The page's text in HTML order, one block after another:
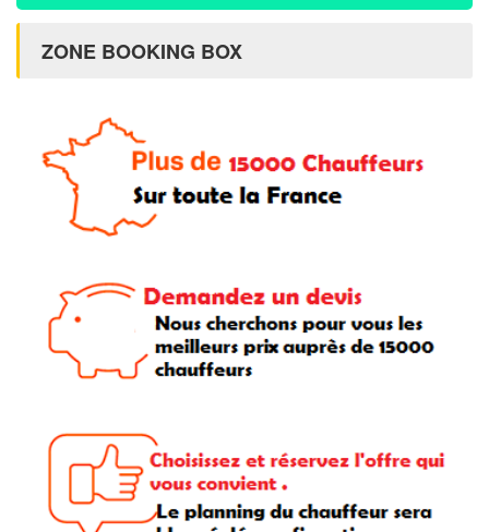
ZONE BOOKING BOX